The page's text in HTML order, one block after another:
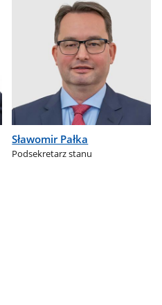
Sławomir Pałka
Podsekretarz stanu